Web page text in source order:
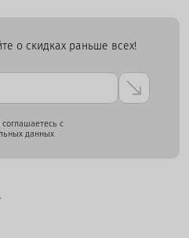
о скидках раньше всех!
с
данных